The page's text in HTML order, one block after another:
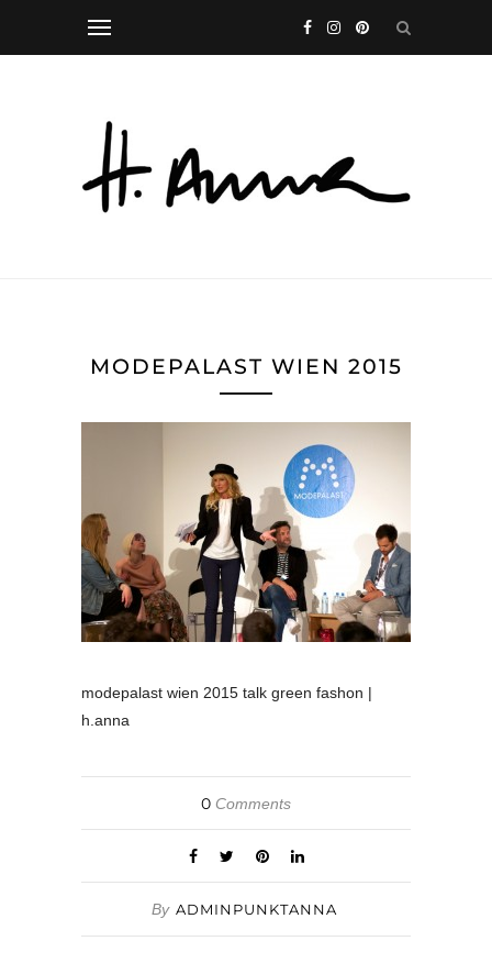
MODEPALAST WIEN 2015
modepalast wien 2015 talk green fashon |
h.anna
0 Comments
By ADMINPUNKTANNA